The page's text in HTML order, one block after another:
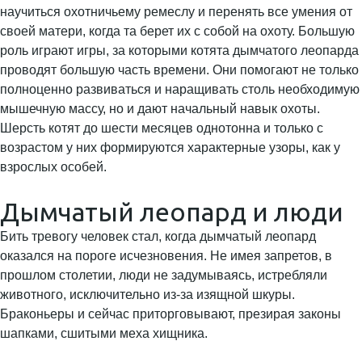
научиться охотничьему ремеслу и перенять все умения от
своей матери, когда та берет их с собой на охоту. Большую
роль играют игры, за которыми котята дымчатого леопарда
проводят большую часть времени. Они помогают не только
полноценно развиваться и наращивать столь необходимую
мышечную массу, но и дают начальный навык охоты.
Шерсть котят до шести месяцев однотонна и только с
возрастом у них формируются характерные узоры, как у
взрослых особей.
Дымчатый леопард и люди
Бить тревогу человек стал, когда дымчатый леопард
оказался на пороге исчезновения. Не имея запретов, в
прошлом столетии, люди не задумываясь, истребляли
животного, исключительно из-за изящной шкуры.
Браконьеры и сейчас приторговывают, презирая законы
шапками, сшитыми меха хищника.